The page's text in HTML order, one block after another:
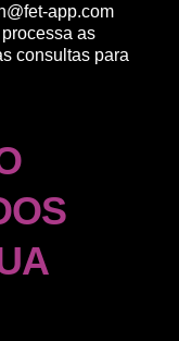
app.com
as
consultas para